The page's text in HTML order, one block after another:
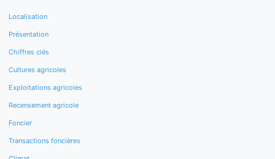
Localisation
Présentation
Chiffres clés
Cultures agricoles
Exploitations agricoles
Recensement agricole
Foncier
Transactions foncières